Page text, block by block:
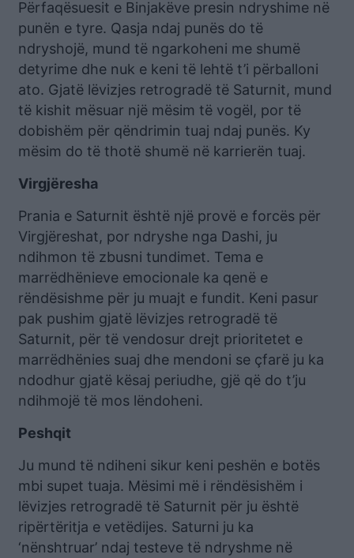
Përfaqësuesit e Binjakëve presin ndryshime në
punën e tyre. Qasja ndaj punës do të
ndryshojë, mund të ngarkoheni me shumë
detyrime dhe nuk e keni të lehtë t’i përballoni
ato. Gjatë lëvizjes retrogradë të Saturnit, mund
të kishit mësuar një mësim të vogël, por të
dobishëm për qëndrimin tuaj ndaj punës. Ky
mësim do të thotë shumë në karrierën tuaj.
Virgjëresha
Prania e Saturnit është një provë e forcës për
Virgjëreshat, por ndryshe nga Dashi, ju
ndihmon të zbusni tundimet. Tema e
marrëdhënieve emocionale ka qenë e
rëndësishme për ju muajt e fundit. Keni pasur
pak pushim gjatë lëvizjes retrogradë të
Saturnit, për të vendosur drejt prioritetet e
marrëdhënies suaj dhe mendoni se çfarë ju ka
ndodhur gjatë kësaj periudhe, gjë që do t’ju
ndihmojë të mos lëndoheni.
Peshqit
Ju mund të ndiheni sikur keni peshën e botës
mbi supet tuaja. Mësimi më i rëndësishëm i
lëvizjes retrogradë të Saturnit për ju është
ripërtëritja e vetëdijes. Saturni ju ka
‘nënshtruar’ ndaj testeve të ndryshme në